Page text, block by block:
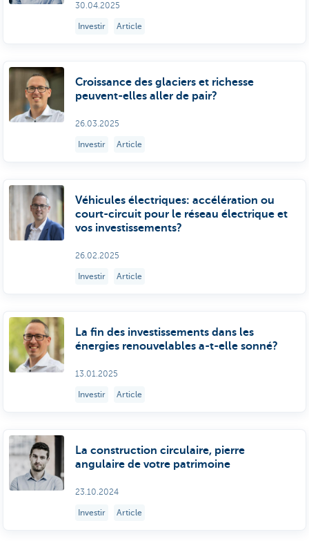
30.04.2025
Investir Article
Croissance des glaciers et richesse
peuvent-elles aller de pair?
26.03.2025
Investir Article
Véhicules électriques: accélération ou
court-circuit pour le réseau électrique et
vos investissements?
26.02.2025
Investir Article
La fin des investissements dans les
énergies renouvelables a-t-elle sonné?
13.01.2025
Investir Article
La construction circulaire, pierre
angulaire de votre patrimoine
23.10.2024
Investir Article